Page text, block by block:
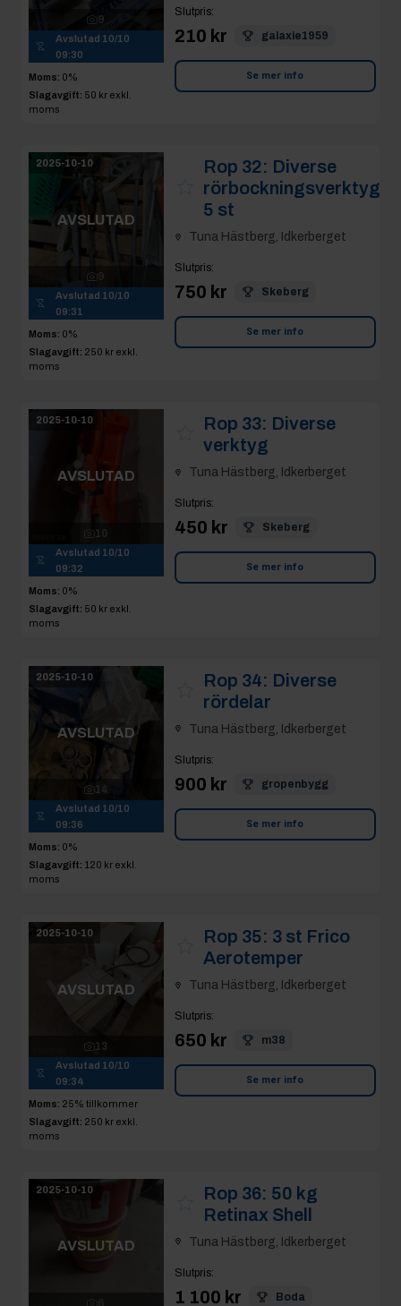
9
Avslutad 10/10
09:30
Moms: 0%
Slagavgift: 50 kr exkl.
moms
Slutpris:
210 kr galaxie1959
Se mer info
2025-10-10
AVSLUTAD
9
Avslutad 10/10
09:31
Moms: 0%
Slagavgift: 250 kr exkl.
moms
Rop 32: Diverse
rörbockningsverktyg
5 st
Tuna Hästberg, Idkerberget
Slutpris:
750 kr Skeberg
Se mer info
2025-10-10
AVSLUTAD
10
Avslutad 10/10
09:32
Moms: 0%
Slagavgift: 50 kr exkl.
moms
Rop 33: Diverse
verktyg
Tuna Hästberg, Idkerberget
Slutpris:
450 kr Skeberg
Se mer info
2025-10-10
AVSLUTAD
14
Avslutad 10/10
09:36
Moms: 0%
Slagavgift: 120 kr exkl.
moms
Rop 34: Diverse
rördelar
Tuna Hästberg, Idkerberget
Slutpris:
900 kr gropenbygg
Se mer info
2025-10-10
AVSLUTAD
13
Avslutad 10/10
09:34
Moms: 25% tillkommer
Slagavgift: 250 kr exkl.
moms
Rop 35: 3 st Frico
Aerotemper
Tuna Hästberg, Idkerberget
Slutpris:
650 kr m38
Se mer info
2025-10-10
AVSLUTAD
Rop 36: 50 kg
Retinax Shell
Tuna Hästberg, Idkerberget
Slutpris:
1 100 kr Boda